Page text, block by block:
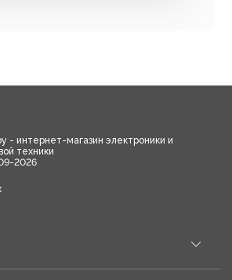
- интернет-магазин электроники и
техники
2026